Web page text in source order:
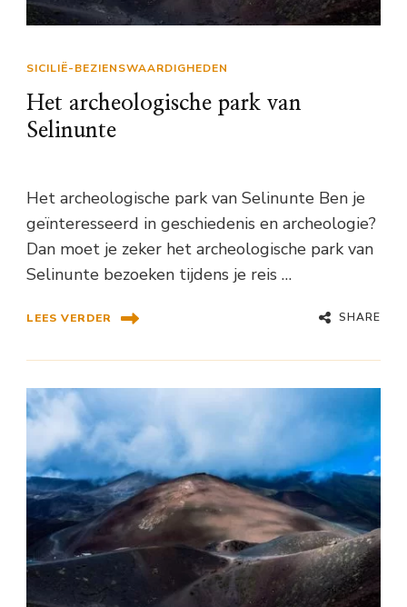
SICILIË-BEZIENSWAARDIGHEDEN
Het archeologische park van
Selinunte
Het archeologische park van Selinunte Ben je
geïnteresseerd in geschiedenis en archeologie?
Dan moet je zeker het archeologische park van
Selinunte bezoeken tijdens je reis …
LEES VERDER SHARE